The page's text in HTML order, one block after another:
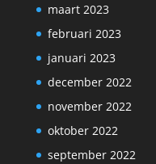
maart 2023
februari 2023
januari 2023
december 2022
november 2022
oktober 2022
september 2022